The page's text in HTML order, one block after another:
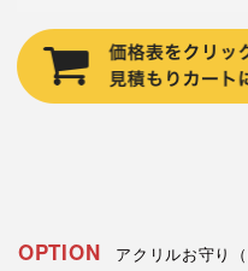
OPTION アクリルお守り